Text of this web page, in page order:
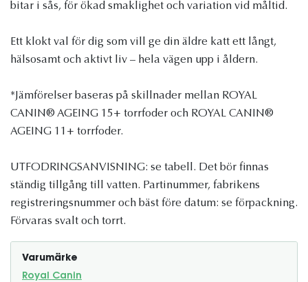
bitar i sås, för ökad smaklighet och variation vid måltid.
Ett klokt val för dig som vill ge din äldre katt ett långt,
hälsosamt och aktivt liv – hela vägen upp i åldern.
*Jämförelser baseras på skillnader mellan ROYAL
CANIN® AGEING 15+ torrfoder och ROYAL CANIN®
AGEING 11+ torrfoder.
UTFODRINGSANVISNING: se tabell. Det bör finnas
ständig tillgång till vatten. Partinummer, fabrikens
registreringsnummer och bäst före datum: se förpackning.
Förvaras svalt och torrt.
Varumärke
Royal Canin